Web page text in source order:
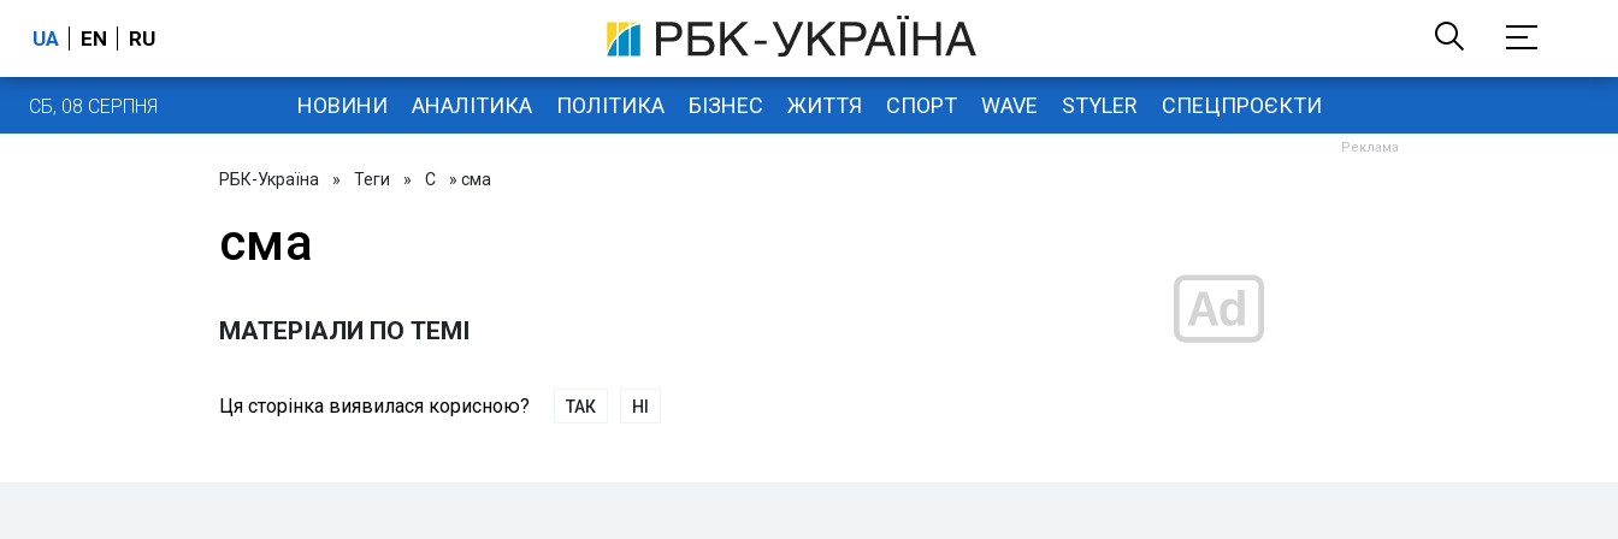
UA EN RU
СБ, 08 СЕРПНЯ НОВИНИ АНАЛІТИКА ПОЛІТИКА БІЗНЕС ЖИТТЯ СПОРТ WAVE STYLER СПЕЦПРОЄКТИ
РБК-Україна » Теги » С » сма
сма
МАТЕРІАЛИ ПО ТЕМІ
Ця сторінка виявилася корисною? ТАК НІ